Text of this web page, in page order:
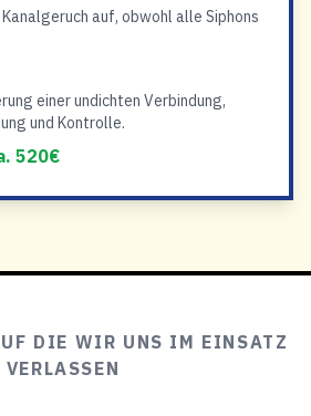
auf, obwohl alle Siphons
einer undichten Verbindung,
und Kontrolle.
520€
DIE WIR UNS IM EINSATZ
VERLASSEN